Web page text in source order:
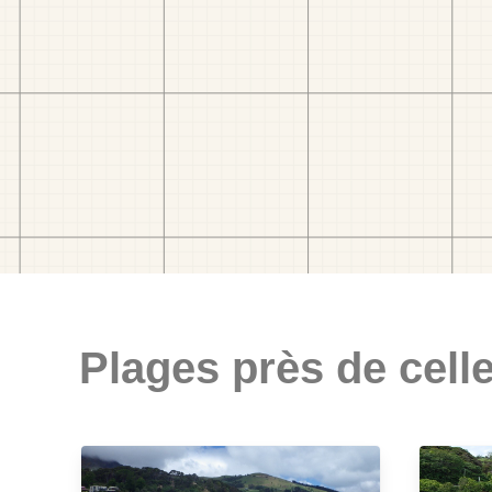
Plages près de